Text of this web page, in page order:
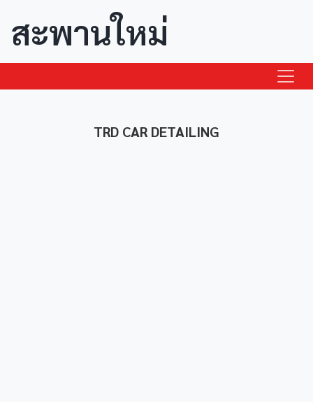
สะพานใหม่
TRD CAR DETAILING